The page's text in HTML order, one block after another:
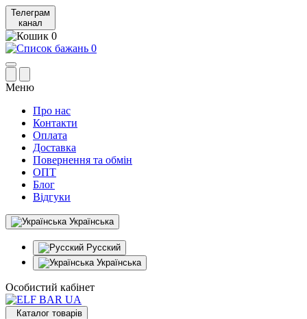
Телеграм
канал
0
0
Меню
Про нас
Контакти
Оплата
Доставка
Повернення та обмін
ОПТ
Блог
Відгуки
Українська
Русский
Українська
Особистий кабінет
Каталог товарів